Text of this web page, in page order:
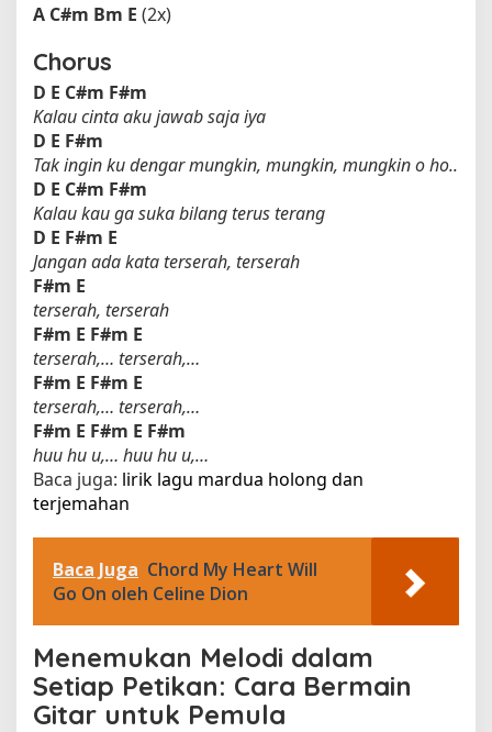
A C#m Bm E (2x)
Chorus
D E C#m F#m
Kalau cinta aku jawab saja iya
D E F#m
Tak ingin ku dengar mungkin, mungkin, mungkin o ho..
D E C#m F#m
Kalau kau ga suka bilang terus terang
D E F#m E
Jangan ada kata terserah, terserah
F#m E
terserah, terserah
F#m E F#m E
terserah,… terserah,…
F#m E F#m E
terserah,… terserah,…
F#m E F#m E F#m
huu hu u,… huu hu u,…
Baca juga: lirik lagu mardua holong dan
terjemahan​
Baca Juga Chord My Heart Will
Go On oleh Celine Dion
Menemukan Melodi dalam
Setiap Petikan: Cara Bermain
Gitar untuk Pemula